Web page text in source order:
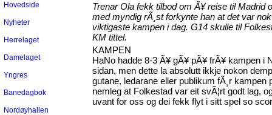
Hovedside
Nyheter
Herrelaget
Damelaget
Yngres
Banedagbok
Nordøyhallen
Trenar Ola fekk tilbod om Ã¥ reise til Madrid
med myndig rÃ¸st forkynte han at det var
viktigaste kampen i dag. G14 skulle til
KM tittel.
KAMPEN
HaNo hadde 8-3 Ã¥ gÃ¥ pÃ¥ frÃ¥ kampen i
sidan, men dette la absolutt ikkje nokon
gutane, ledarane eller publikum fÃ¸r
nemleg at Folkestad var eit svÃ¦rt godt lag,
uvant for oss og dei fekk flyt i sitt spel so